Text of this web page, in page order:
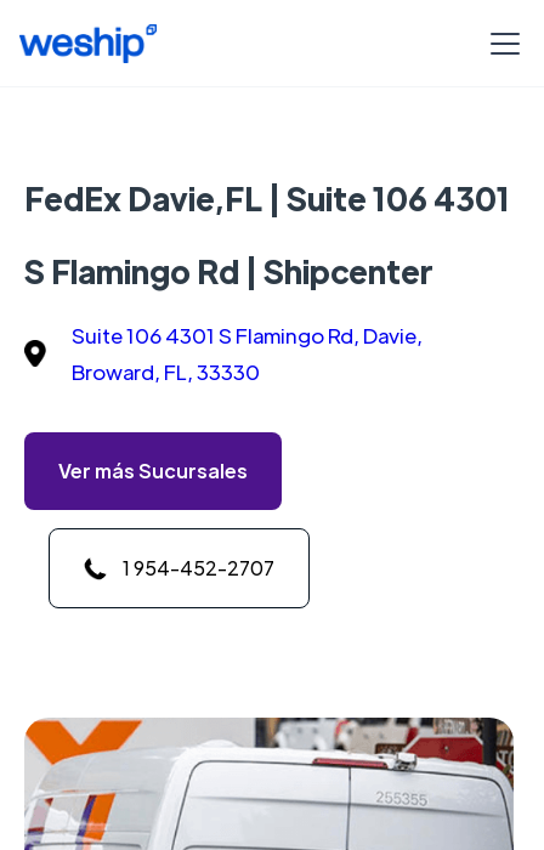
FedEx Davie,FL | Suite 106 4301
S Flamingo Rd | Shipcenter
Suite 106 4301 S Flamingo Rd, Davie,
Broward, FL, 33330
Ver más Sucursales
1 954-452-2707